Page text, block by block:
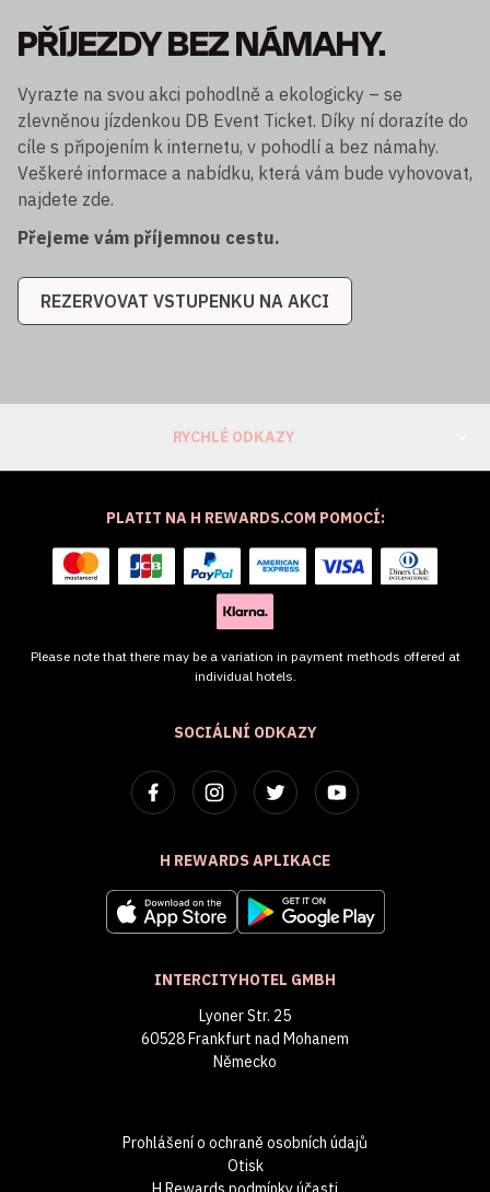
PŘÍJEZDY BEZ NÁMAHY.
Vyrazte na svou akci pohodlně a ekologicky – se
zlevněnou jízdenkou DB Event Ticket. Díky ní dorazíte do
cíle s připojením k internetu, v pohodlí a bez námahy.
Veškeré informace a nabídku, která vám bude vyhovovat,
najdete zde.
Přejeme vám příjemnou cestu.
REZERVOVAT VSTUPENKU NA AKCI
RYCHLÉ ODKAZY
SOCIÁLNÍ ODKAZY
H REWARDS APLIKACE
INTERCITYHOTEL GMBH
Lyoner Str. 25
60528 Frankfurt nad Mohanem
Německo
PLATIT NA H REWARDS.COM POMOCÍ:
Please note that there may be a variation in payment methods offered at
individual hotels.
Prohlášení o ochraně osobních údajů
Otisk